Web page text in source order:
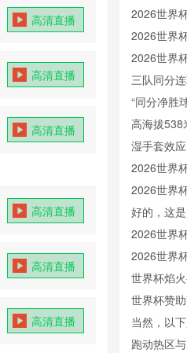
高清直播
高清直播
高清直播
高清直播
高清直播
高清直播
2026世界
发阈值重构
2026世界
中的新世
2026世界
续航
三队同分
“同分净胜
出线规则”
高海拔538
湿手套效
将训练逻辑
2026世界
与版权暗战
2026世界
准捕捉射
好的，这
界杯跨境
突与融合
2026世界
如何实现“
2026世界
放解析
世界杯焰
世界杯赞
当然，以
美学：世
跑动热区